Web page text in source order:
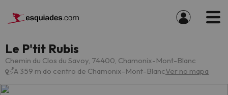
Le P'tit Rubis
Chemin du Clos du Savoy, 74400, Chamonix-Mont-Blanc
A 359 m do centro de Chamonix-Mont-BlancVer no mapa